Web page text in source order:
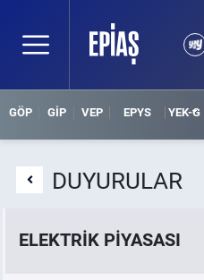
GÖP GİP VEP EPYS YEK-G
DUYURULAR
ELEKTRİK PİYASASI